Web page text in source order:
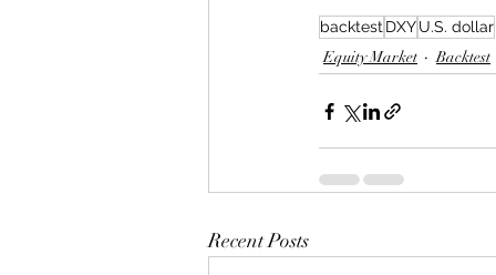
backtest DXYU.S. dollar
Equity Market Backtest
Recent Posts